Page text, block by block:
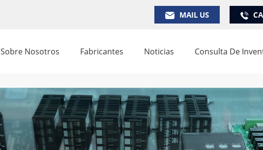
MAIL US
Sobre Nosotros Fabricantes Noticias Consulta De